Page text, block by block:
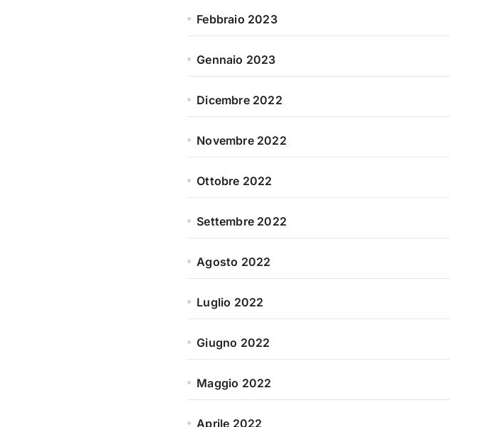
Febbraio 2023
Gennaio 2023
Dicembre 2022
Novembre 2022
Ottobre 2022
Settembre 2022
Agosto 2022
Luglio 2022
Giugno 2022
Maggio 2022
Aprile 2022